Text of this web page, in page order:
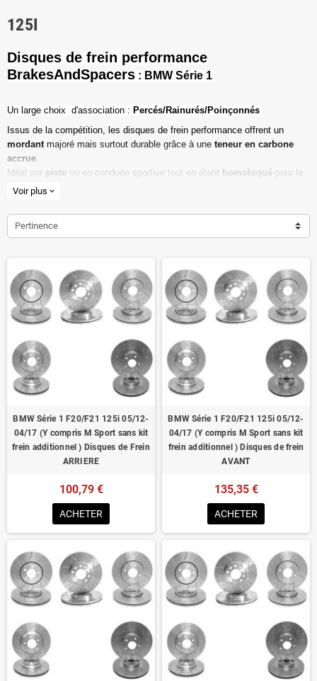
125I
Disques de frein performance
BrakesAndSpacers : BMW Série 1
Un l arge choix d'association : Percés/Rainurés/Poinçonnés
Issus de la compétition, les disques de frein performance offrent un
mordant majoré mais surtout durable grâce à une teneur en carbone
accrue.
Idéal sur piste ou en conduite sportive tout en étant homologué pour la
route ouverte.
Dimensions d'origine respectées
Installation en lieu et place.
Homologué pour le contrôle technique
Voir plus expand_more
Pertinence
BMW Série 1 F20/F21 125i 05/12-
04/17 (Y compris M Sport sans kit
frein additionnel ) Disques de Frein
ARRIERE
100,79 €
ACHETER
BMW Série 1 F20/F21 125i 05/12-
04/17 (Y compris M Sport sans kit
frein additionnel ) Disques de frein
AVANT
135,35 €
ACHETER